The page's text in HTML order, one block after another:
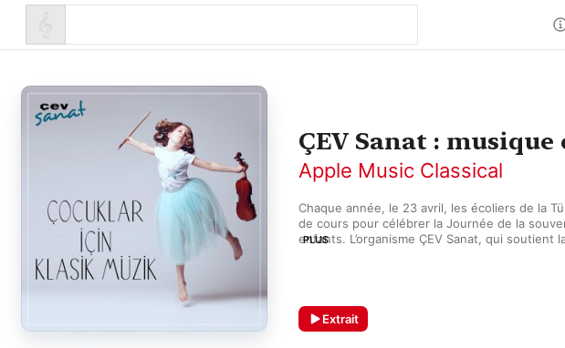
ÇEV Sanat :
Apple Music Classical
Chaque année, le 23 avril, les écoliers de la
de cours pour célébrer la Journée de la
enfants. L’organisme ÇEV Sanat, qui soutient
de tous âges.
PLUS
Extrait